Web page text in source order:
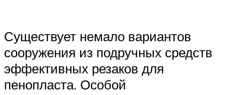
Существует немало вариантов
сооружения из подручных средств
эффективных резаков для
пенопласта. Особой